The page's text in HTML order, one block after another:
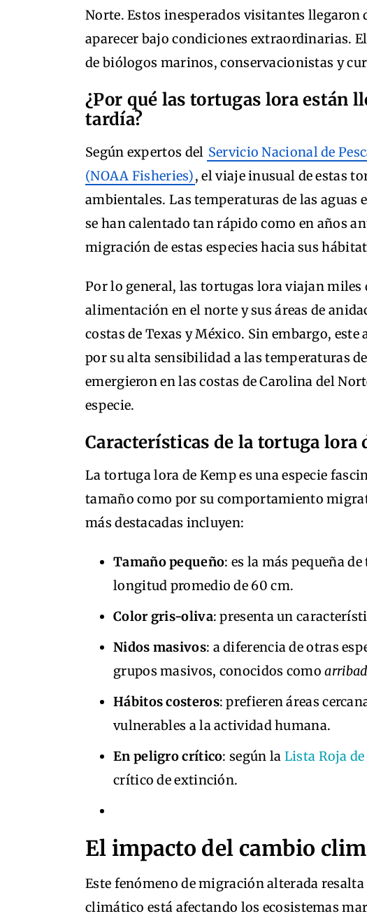
Norte. Estos inesperados visitantes llegaron
aparecer bajo condiciones extraordinarias.
de biólogos marinos, conservacionistas y
¿Por qué las tortugas lora están
tardía?
Según expertos del Servicio Nacional de
(NOAA Fisheries), el viaje inusual de estas
ambientales. Las temperaturas de las aguas
se han calentado tan rápido como en años
migración de estas especies hacia sus
Por lo general, las tortugas lora viajan miles
alimentación en el norte y sus áreas de
costas de Texas y México. Sin embargo,
por su alta sensibilidad a las temperaturas
emergieron en las costas de Carolina del
especie.
Características de la tortuga lora
La tortuga lora de Kemp es una especie
tamaño como por su comportamiento
más destacadas incluyen:
Tamaño pequeño: es la más pequeña
longitud promedio de 60 cm.
Color gris-oliva: presenta un
Nidos masivos: a diferencia de otras
grupos masivos, conocidos como
Hábitos costeros: prefieren áreas
vulnerables a la actividad humana.
En peligro crítico: según la Lista Roja
crítico de extinción.
El impacto del cambio
Este fenómeno de migración alterada
climático está afectando los ecosistemas